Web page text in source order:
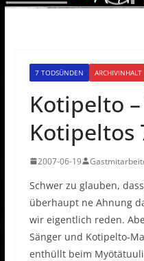
7 TODSÜNDEN ARCHIVINHALT
Kotipelto
Kotipeltos
2007-06-19
Schwer zu glauben,
überhaupt ne Ahnung
wir eigentlich reden.
Sänger und Kotipelto-
enthüllt beim